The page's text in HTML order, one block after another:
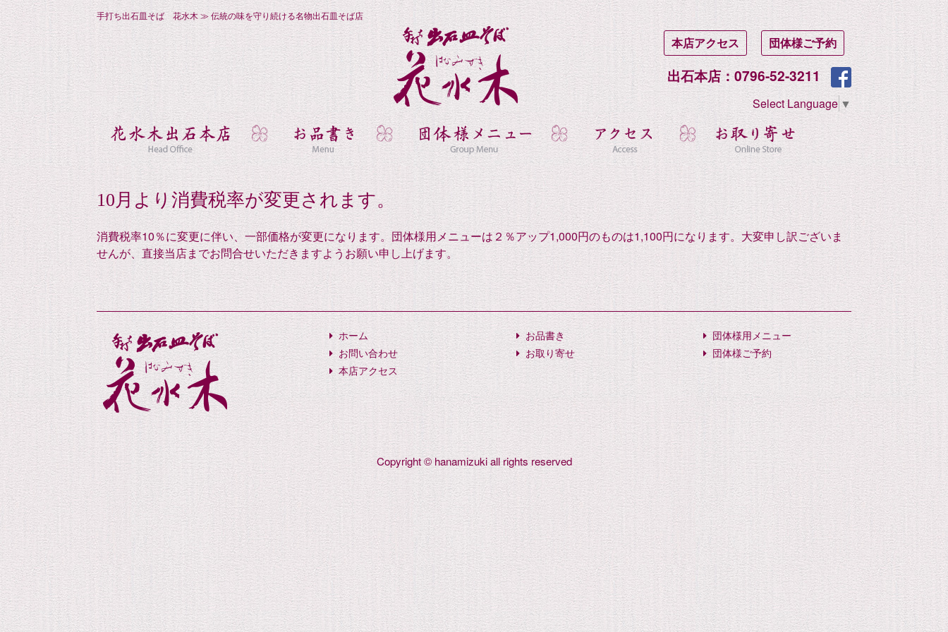
手打ち出石皿そば 花水木 ≫ 伝統の味を守り続ける名物出石皿そば店
団体様ご予約
本店アクセス
出石本店：0796-52-3211
Select Language ▼
10月より消費税率が変更されます。
消費税率10％に変更に伴い、一部価格が変更になります。団体様用メニューは２％アップ1,000円のものは1,100円になります。大変申し訳ございま
せんが、直接当店までお問合せいただきますようお願い申し上げます。
ホーム
お問い合わせ
本店アクセス
お品書き
お取り寄せ
団体様用メニュー
団体様ご予約
Copyright © hanamizuki all rights reserved